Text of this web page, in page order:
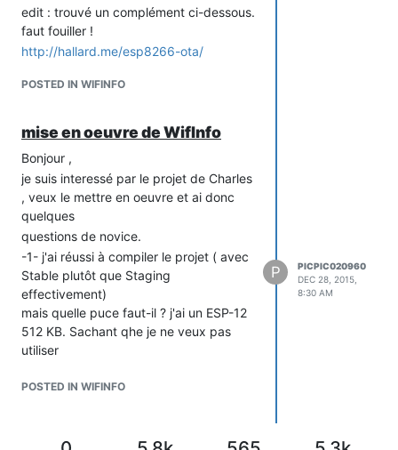
edit : trouvé un complément ci-dessous.
faut fouiller !
http://hallard.me/esp8266-ota/
POSTED IN WIFINFO
mise en oeuvre de WifInfo
Bonjour ,
je suis interessé par le projet de Charles
, veux le mettre en oeuvre et ai donc
quelques
questions de novice.
-1- j'ai réussi à compiler le projet ( avec
Stable plutôt que Staging
effectivement)
mais quelle puce faut-il ? j'ai un ESP-12
512 KB. Sachant qhe je ne veux pas
utiliser
screenshoot de l'onglet SYSTEME
NB : firmware(319KB) + data
POSTED IN WIFINFO
P
PICPIC020960
DEC 28, 2015,
8:30 AM